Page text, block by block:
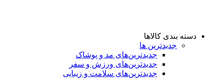
دسته بندی کالاها
جدیدترین ها
جدید‌ترین‌های مد و پوشاک
جدید‌ترین‌های ورزش و سفر
جدید‌ترین‌های سلامت و زیبایی